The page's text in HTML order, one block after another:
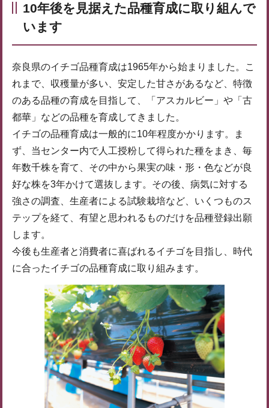
10年後を見据えた品種育成に取り組んで
います
奈良県のイチゴ品種育成は1965年から始まりました。こ
れまで、収穫量が多い、安定した甘さがあるなど、特徴
のある品種の育成を目指して、「アスカルビー」や「古
都華」などの品種を育成してきました。
イチゴの品種育成は一般的に10年程度かかります。ま
ず、当センター内で人工授粉して得られた種をまき、毎
年数千株を育て、その中から果実の味・形・色などが良
好な株を3年かけて選抜します。その後、病気に対する
強さの調査、生産者による試験栽培など、いくつものス
テップを経て、有望と思われるものだけを品種登録出願
します。
今後も生産者と消費者に喜ばれるイチゴを目指し、時代
に合ったイチゴの品種育成に取り組みます。